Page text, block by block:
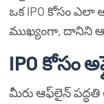
ఒక IPO కోసం
ముఖ్యంగా,
IPO కోసం
మీరు ఆఫ్‌లైన్